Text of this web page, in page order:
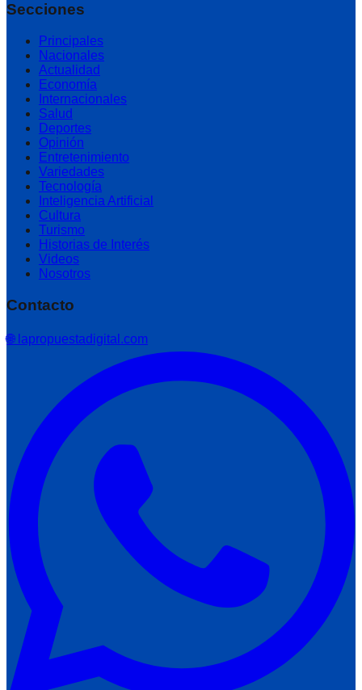
Secciones
Principales
Nacionales
Actualidad
Economía
Internacionales
Salud
Deportes
Opinión
Entretenimiento
Variedades
Tecnología
Inteligencia Artificial
Cultura
Turismo
Historias de Interés
Videos
Nosotros
Contacto
🌐 lapropuestadigital.com